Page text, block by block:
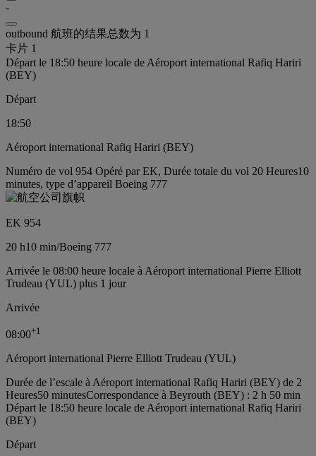
-
outbound 航班的结果总数为 1
卡片 1
Départ le 18:50 heure locale de Aéroport international Rafiq Hariri
(BEY)
Départ
18:50
Aéroport international Rafiq Hariri (BEY)
Numéro de vol 954 Opéré par EK, Durée totale du vol 20 Heures10
minutes, type d’appareil Boeing 777
EK 954
20 h10 min/Boeing 777
Arrivée le 08:00 heure locale à Aéroport international Pierre Elliott
Trudeau (YUL) plus 1 jour
Arrivée
08:00+1
Aéroport international Pierre Elliott Trudeau (YUL)
Durée de l’escale à Aéroport international Rafiq Hariri (BEY) de 2
Heures50 minutesCorrespondance à Beyrouth (BEY) : 2 h 50 min
Départ le 18:50 heure locale de Aéroport international Rafiq Hariri
(BEY)
Départ